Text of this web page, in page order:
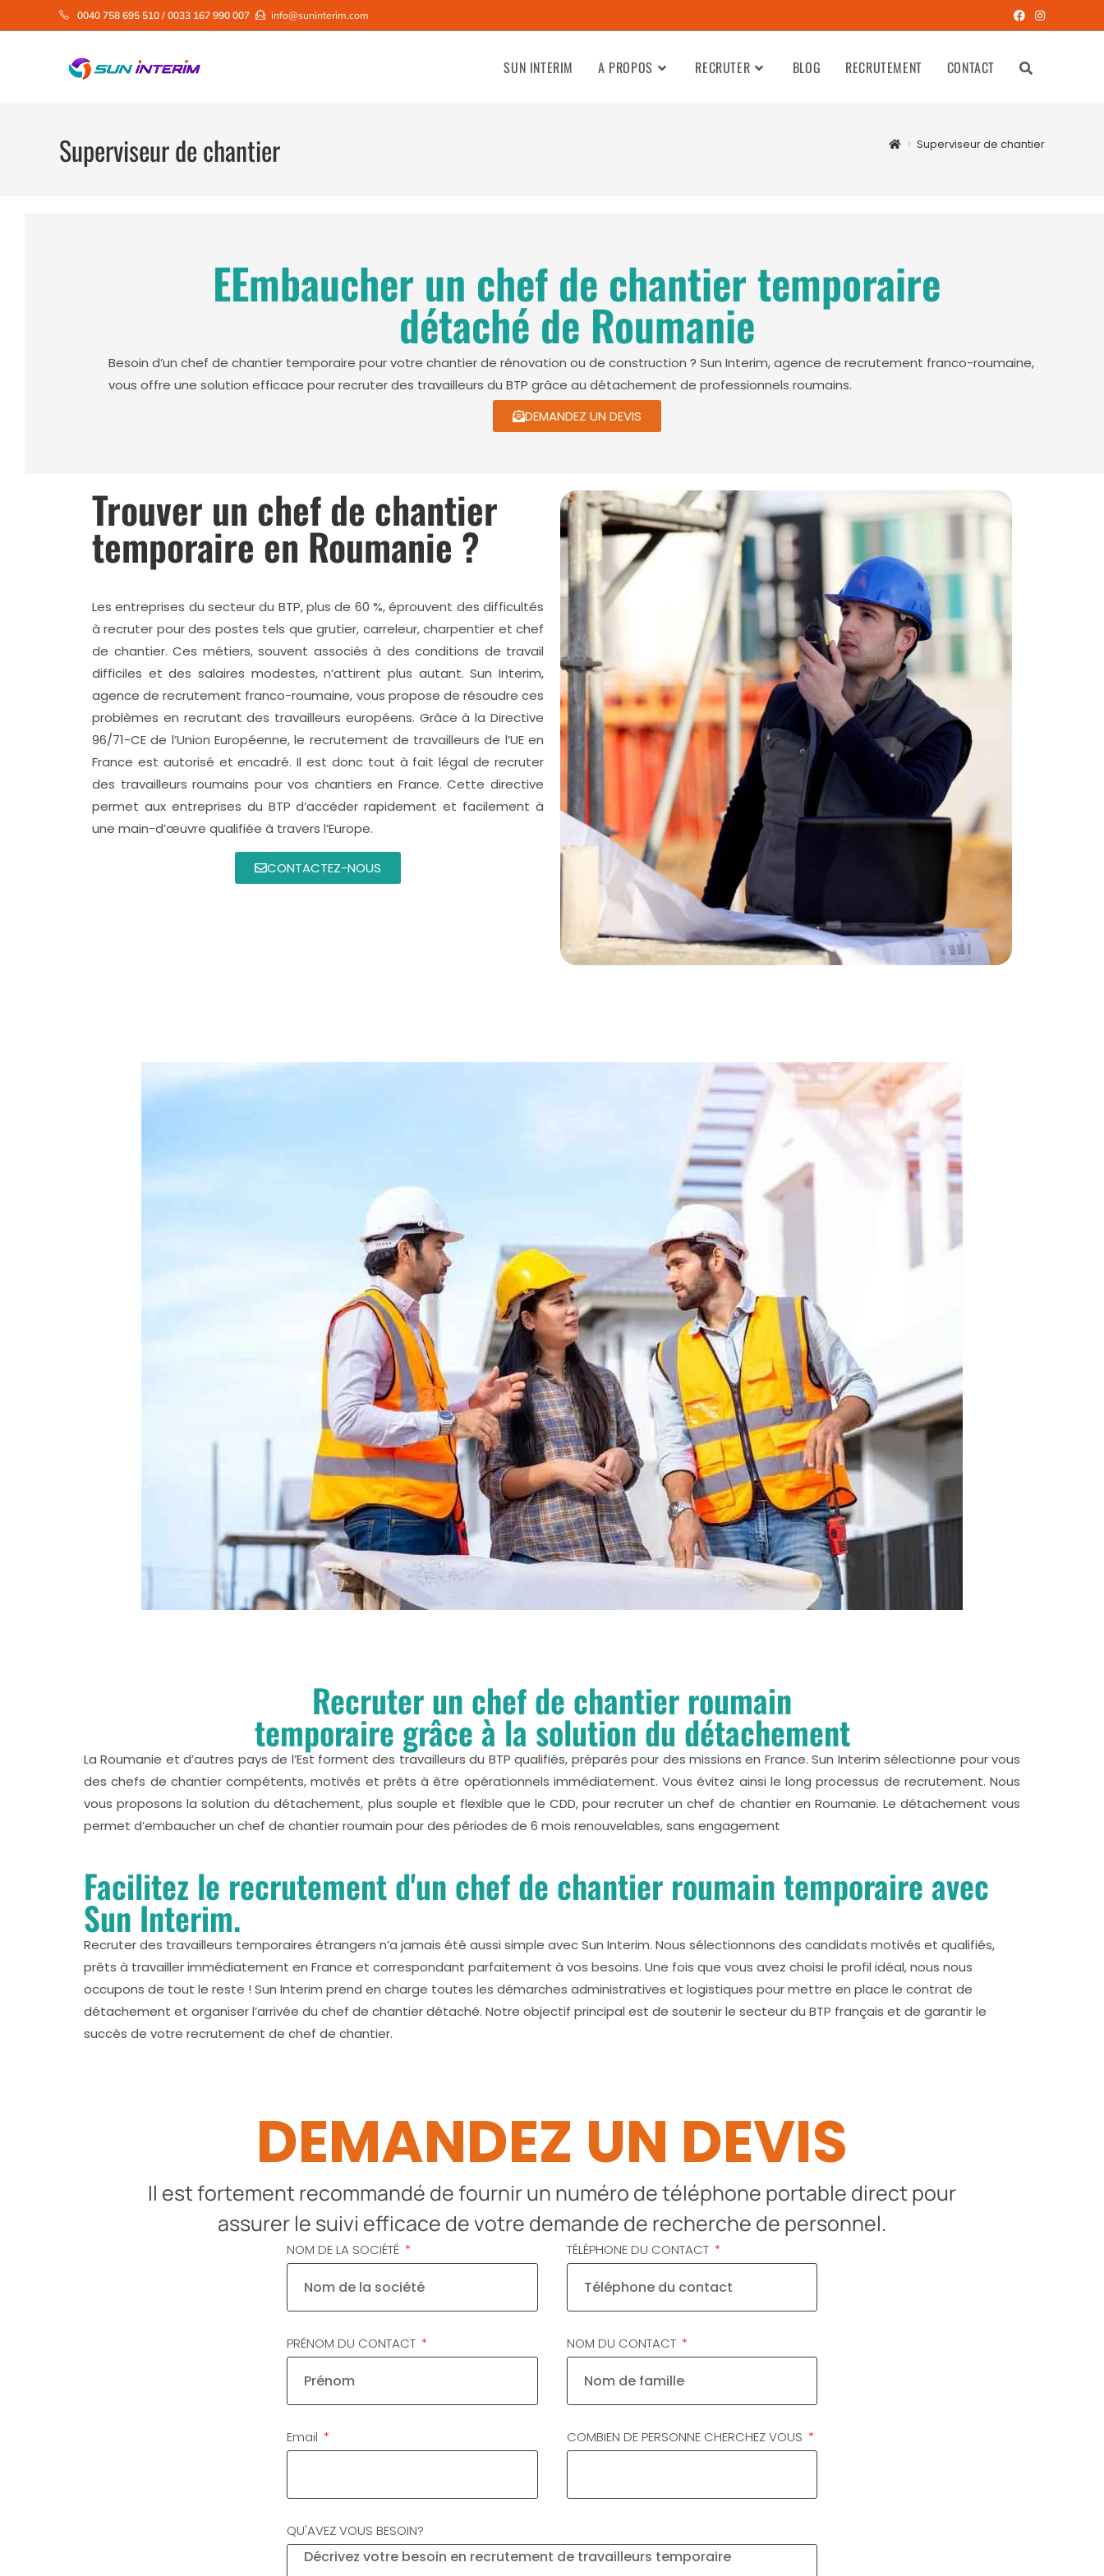
0040 758 695 510 / 0033 167 990 007 info@suninterim.com
SUN INTERIM A PROPOS RECRUTER BLOG RECRUTEMENT CONTACT
Superviseur de chantier > Superviseur de chantier
EEmbaucher un chef de chantier temporaire
détaché de Roumanie
Besoin d’un chef de chantier temporaire pour votre chantier de rénovation ou de construction ? Sun Interim, agence de recrutement franco-roumaine,
vous offre une solution efficace pour recruter des travailleurs du BTP grâce au détachement de professionnels roumains.
DEMANDEZ UN DEVIS
Trouver un chef de chantier
temporaire en Roumanie ?
Les entreprises du secteur du BTP, plus de 60 %, éprouvent des difficultés
à recruter pour des postes tels que grutier, carreleur, charpentier et chef
de chantier. Ces métiers, souvent associés à des conditions de travail
difficiles et des salaires modestes, n’attirent plus autant. Sun Interim,
agence de recrutement franco-roumaine, vous propose de résoudre ces
problèmes en recrutant des travailleurs européens. Grâce à la Directive
96/71-CE de l’Union Européenne, le recrutement de travailleurs de l’UE en
France est autorisé et encadré. Il est donc tout à fait légal de recruter
des travailleurs roumains pour vos chantiers en France. Cette directive
permet aux entreprises du BTP d’accéder rapidement et facilement à
une main-d’œuvre qualifiée à travers l’Europe.
CONTACTEZ-NOUS
Recruter un chef de chantier roumain
temporaire grâce à la solution du détachement
La Roumanie et d’autres pays de l’Est forment des travailleurs du BTP qualifiés, préparés pour des missions en France. Sun Interim sélectionne pour vous
des chefs de chantier compétents, motivés et prêts à être opérationnels immédiatement. Vous évitez ainsi le long processus de recrutement. Nous
vous proposons la solution du détachement, plus souple et flexible que le CDD, pour recruter un chef de chantier en Roumanie. Le détachement vous
permet d’embaucher un chef de chantier roumain pour des périodes de 6 mois renouvelables, sans engagement
Facilitez le recrutement d'un chef de chantier roumain temporaire avec
Sun Interim.
Recruter des travailleurs temporaires étrangers n’a jamais été aussi simple avec Sun Interim. Nous sélectionnons des candidats motivés et qualifiés,
prêts à travailler immédiatement en France et correspondant parfaitement à vos besoins. Une fois que vous avez choisi le profil idéal, nous nous
occupons de tout le reste ! Sun Interim prend en charge toutes les démarches administratives et logistiques pour mettre en place le contrat de
détachement et organiser l’arrivée du chef de chantier détaché. Notre objectif principal est de soutenir le secteur du BTP français et de garantir le
succès de votre recrutement de chef de chantier.
DEMANDEZ UN DEVIS
Il est fortement recommandé de fournir un numéro de téléphone portable direct pour
assurer le suivi efficace de votre demande de recherche de personnel.
NOM DE LA SOCIÉTÉ TÉLÉPHONE DU CONTACT
PRÉNOM DU CONTACT NOM DU CONTACT
Email COMBIEN DE PERSONNE CHERCHEZ VOUS
QU'AVEZ VOUS BESOIN?